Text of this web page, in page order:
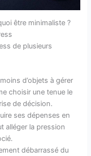
être minimaliste ?
de plusieurs
d’objets à gérer
choisir une tenue le
de décision.
ses dépenses en
alléger la pression
débarrassé du